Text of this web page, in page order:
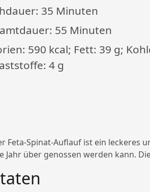
35 Minuten
55 Minuten
590 kcal; Fett: 39 g;
4 g
Feta-Spinat-Auflauf ist ein leckeres
Jahr über genossen werden kann.